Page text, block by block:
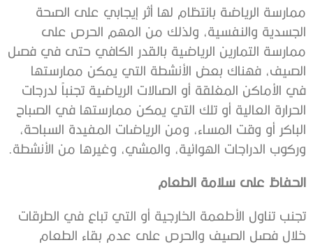
ممارسة الرياضة بانتظام لها أثر إيجابي على الصحة
الجسدية والنفسية، ولذلك من المهم الحرص على
ممارسة التمارين الرياضية بالقدر الكافي حتى في فصل
الصيف، فهناك بعض الأنشطة التي يمكن ممارستها
في الأماكن المغلقة أو الصالات الرياضية تجنباً لدرجات
الحرارة العالية أو تلك التي يمكن ممارستها في الصباح
الباكر أو وقت المساء، ومن الرياضات المفيدة السباحة،
وركوب الدراجات الهوائية، والمشي، وغيرها من الأنشطة.
الحفاظ على سلامة الطعام
تجنب تناول الأطعمة الخارجية أو التي تباع في الطرقات
خلال فصل الصيف والحرص على عدم بقاء الطعام